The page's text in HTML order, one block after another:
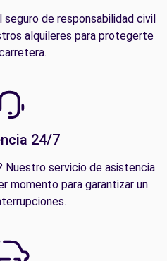
seguro de responsabilidad civil
alquileres para protegerte
24/7
Nuestro servicio de asistencia
momento para garantizar un